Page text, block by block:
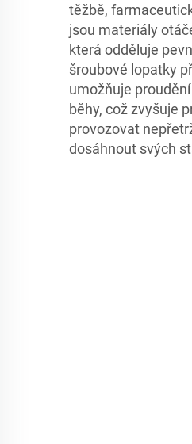
těžbě,
jsou materiály
která odděluje
šroubové lopatky
umožňuje
běhy, což zvyšuje
provozovat
dosáhnout svých